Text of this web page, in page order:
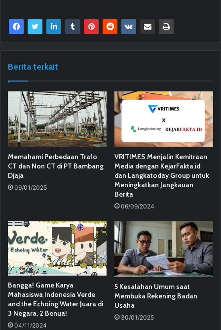
Berita terkait
Memahami Perbedaan Trafo
CT dan Non CT di PT Bambang
Djaja
09/01/2025
VRITIMES Menjalin Kemitraan
Media dengan KejarFakta.id
dan Langkatoday Group untuk
Meningkatkan Jangkauan
Berita
06/09/2024
Bangga! Game Karya
Mahasiswa Indonesia Verde
and the Echoing Water Juara di
3 Negara, 2 Benua!
04/11/2024
5 Kesalahan Umum saat
Membuka Rekening Badan
Usaha
30/01/2025